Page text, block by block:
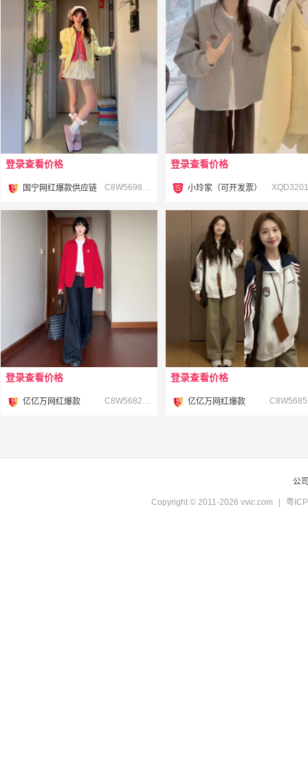
¥
国宁网红爆款供应链 C8W56981-2 #
登录查看价格 ¥
小玲家（可开发票）
登录查看价格
¥
亿亿万网红爆款 C8W56825 #
登录查看价格 ¥
亿亿万网红爆款
登录查看价格
公
Copyright © 2011-2026 vvic.com 粤